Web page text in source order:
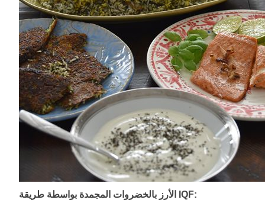
الأرز بالخضروات المجمدة بواسطة طريقة IQF: